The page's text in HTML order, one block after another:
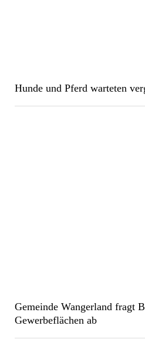
Hunde und Pferd warteten
Gemeinde Wangerland fragt
Gewerbeflächen ab